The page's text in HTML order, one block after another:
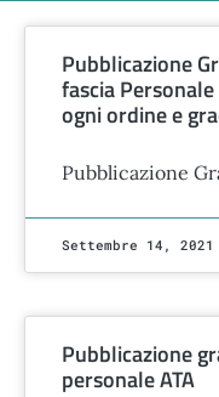
Pubblicazione
fascia
ogni ordine e
Pubblicazione
Settembre 14, 2021
Pubblicazione
personale ATA